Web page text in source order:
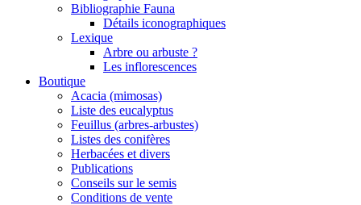
Bibliographie Fauna
Détails iconographiques
Lexique
Arbre ou arbuste ?
Les inflorescences
Boutique
Acacia (mimosas)
Liste des eucalyptus
Feuillus (arbres-arbustes)
Listes des conifères
Herbacées et divers
Publications
Conseils sur le semis
Conditions de vente